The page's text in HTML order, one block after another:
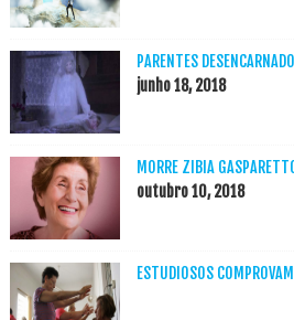
PARENTES
junho 18, 2018
MORRE ZIBIA
outubro 10, 2018
ESTUDIOSOS